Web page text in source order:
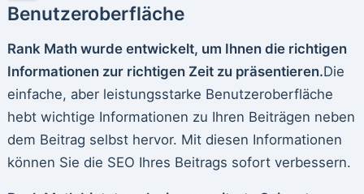
Benutzeroberfläche
Rank Math wurde entwickelt, um Ihnen die richtigen
Informationen zur richtigen Zeit zu präsentieren.Die
einfache, aber leistungsstarke Benutzeroberfläche
hebt wichtige Informationen zu Ihren Beiträgen neben
dem Beitrag selbst hervor. Mit diesen Informationen
können Sie die SEO Ihres Beitrags sofort verbessern.